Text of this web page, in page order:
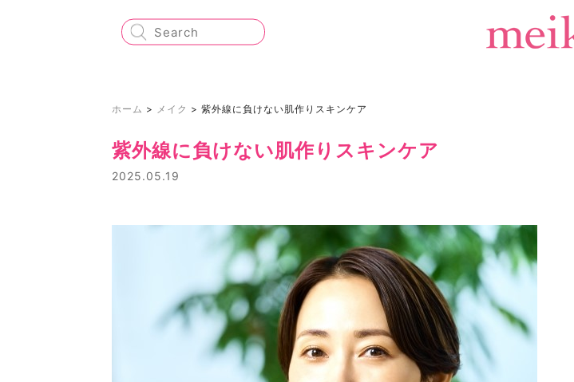
ホーム > メイク > 紫外線に負けない肌作りスキンケア
紫外線に負けない肌作りスキンケア
2025.05.19